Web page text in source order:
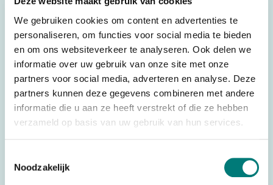
We gebruiken cookies om content en advertenties te
personaliseren, om functies voor social media te bieden
en om ons websiteverkeer te analyseren. Ook delen we
informatie over uw gebruik van onze site met onze
partners voor social media, adverteren en analyse. Deze
partners kunnen deze gegevens combineren met andere
informatie die u aan ze heeft verstrekt of die ze hebben
verzameld op basis van uw gebruik van hun services.
Noodzakelijk
Description
Abitron® transmitter housing bottom Nova L,
KH132302110
Original spare part
Abitron® is no longer available. For more information,
please contact us.